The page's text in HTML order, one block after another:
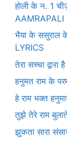
होली के न. 1
AAMRAPALI
भैया के ससुराल
LYRICS
तेरा सच्चा
हनुमत राम के
हे राम भक्त
तुझे तेरे राम
झुकता सारा